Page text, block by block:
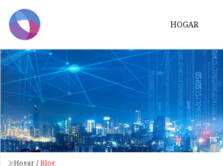
HOGAR
Hogar / Blog